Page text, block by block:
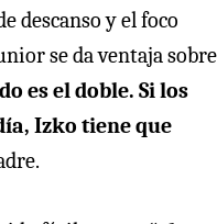
descanso y el foco
se da ventaja sobre
es el doble. Si los
Izko tiene que